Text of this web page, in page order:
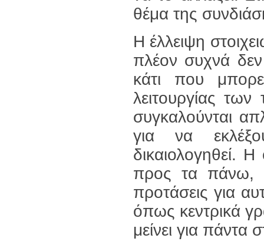
θέμα της
Η έλλειψη
πλέον συχνά δεν
κάτι που
λειτουργίας
συγκαλούνται
για να
δικαιολογηθεί.
προς τα πάνω,
προτάσεις για
όπως κεντρικά
μείνει για πάντα